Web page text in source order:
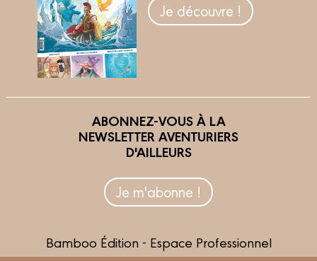
Je découvre !
ABONNEZ-VOUS À LA
NEWSLETTER AVENTURIERS
D'AILLEURS
Je m'abonne !
Bamboo Édition - Espace Professionnel